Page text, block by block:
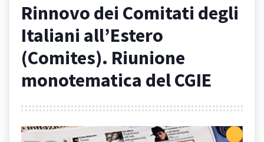
Rinnovo dei Comitati degli
Italiani all’Estero
(Comites). Riunione
monotematica del CGIE